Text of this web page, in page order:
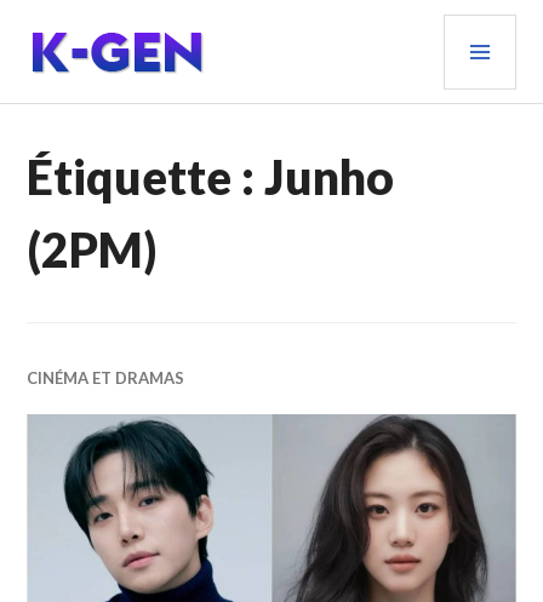
contenu
principal
K-GEN
Étiquette :Junho
(2PM)
CINÉMA ET DRAMAS